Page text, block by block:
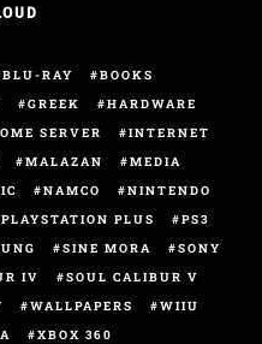
BLU-RAY
BOOKS
GREEK
HARDWARE
SERVER
INTERNET
MALAZAN
MEDIA
NAMCO
NINTENDO
PLAYSTATION PLUS
PS3
SINE MORA
SONY
IV
SOUL CALIBUR V
WALLPAPERS
WIIU
XBOX 360